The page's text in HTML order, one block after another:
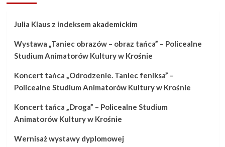
2024
Julia Klaus z indeksem akademickim
Wystawa „Taniec obrazów – obraz tańca” – Policealne
Studium Animatorów Kultury w Krośnie
Koncert tańca „Odrodzenie. Taniec feniksa” –
Policealne Studium Animatorów Kultury w Krośnie
Koncert tańca „Droga” – Policealne Studium
Animatorów Kultury w Krośnie
Wernisaż wystawy dyplomowej